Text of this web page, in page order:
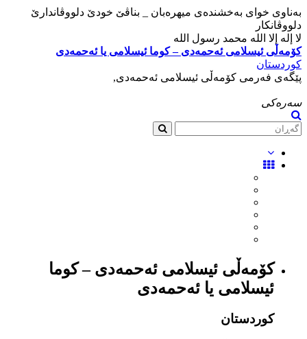
بەناوی خوای بەخشندەی میهرەبان _ بناڤێ خودێ دلووڤاندارێ
دلووڤانکار
لا إله إلا الله محمد رسول الله
کۆمەڵی ئیسلامی ئەحمەدی – کوما ئیسلامی یا ئەحمەدی
کوردستان
پێگەی فەرمی کۆمەڵی ئیسلامی ئەحمەدی,
سەرەکی
کۆمەڵی ئیسلامی ئەحمەدی – کوما
ئیسلامی یا ئەحمەدی
کوردستان